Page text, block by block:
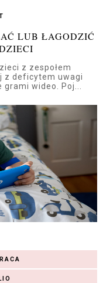
LUB ŁAGODZIĆ
z zespołem
z deficytem uwagi
grami wideo. Poj...